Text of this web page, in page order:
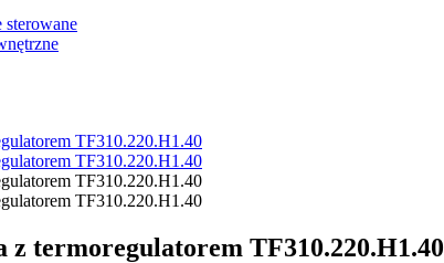
sterowane
z termoregulatorem TF310.220.H1.40